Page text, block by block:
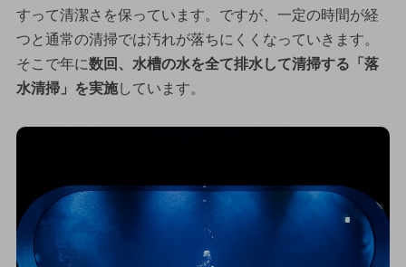
すって清潔さを保っています。ですが、一定の時間が経
つと通常の清掃では汚れが落ちにくくなっていきます。
そこで年に数回、水槽の水を全て排水して清掃する「落
水清掃」を実施しています。